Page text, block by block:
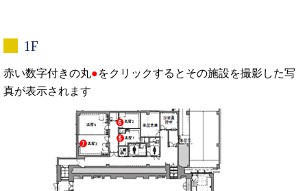
1F
赤い数字付きの丸●をクリックするとその施設を撮影した写
真が表示されます